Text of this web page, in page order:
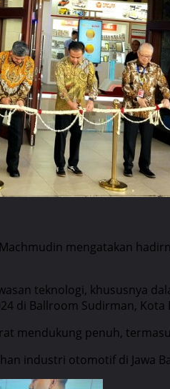
Machmudin mengatakan
teknologi, khususnya
di Ballroom Sudirman, Kota
mendukung penuh,
industri otomotif di Jawa